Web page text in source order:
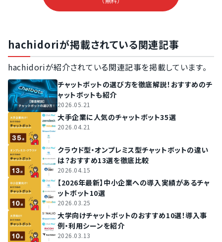
hachidoriが掲載されている関連記事
hachidoriが紹介されている関連記事を掲載しています。
チャットボットの選び方を徹底解説！おすすめのチ
ャットボットも紹介
2026.05.21
大手企業に人気のチャットボット35選
2026.04.21
クラウド型・オンプレミス型チャットボットの違い
は？おすすめ13選を徹底比較
2026.04.15
【2026年最新】中小企業への導入実績があるチャ
ットボット10選
2026.03.25
大学向けチャットボットのおすすめ10選！導入事
例・利用シーンを紹介
2026.03.13